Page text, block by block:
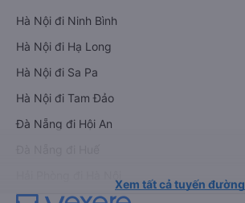
Hà Nội đi Ninh Bình
Hà Nội đi Hạ Long
Hà Nội đi Sa Pa
Hà Nội đi Tam Đảo
Đà Nẵng đi Hội An
Xem tất cả tuyến đường